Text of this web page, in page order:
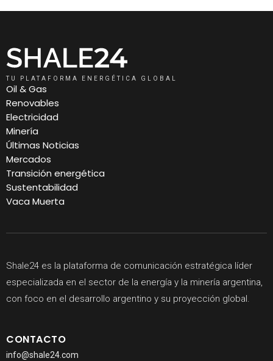
TU PLATAFORMA ENERGÉTICA GLOBAL
Oil & Gas
Renovables
Electricidad
Minería
Últimas Noticias
Mercados
Transición energética
Sustentabilidad
Vaca Muerta
Shale24 es la plataforma de comunicación estratégica líder
especializada en el sector de la energía y la minería argentina,
con foco en el desarrollo argentino y su proyección global.
CONTACTO
info@shale24.com